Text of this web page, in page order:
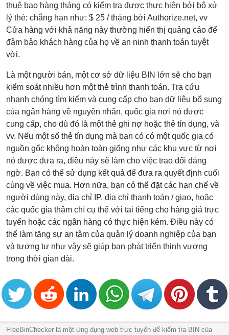
thuê bao hàng tháng có kiểm tra được thực hiện bởi bộ xử
lý thẻ; chẳng hạn như: $ 25 / tháng bởi Authorize.net, vv
Cửa hàng với khả năng này thường hiển thị quảng cáo để
đảm bảo khách hàng của họ về an ninh thanh toán tuyệt
vời.
Là một người bán, một cơ sở dữ liệu BIN lớn sẽ cho bạn
kiểm soát nhiều hơn một thẻ trình thanh toán. Tra cứu
nhanh chóng tìm kiếm và cung cấp cho bạn dữ liệu bổ sung
của ngân hàng về nguyên nhân, quốc gia nơi nó được
cung cấp, cho dù đó là một thẻ ghi nợ hoặc thẻ tín dụng, và
vv. Nếu một số thẻ tín dụng mà bạn có có một quốc gia có
nguồn gốc không hoàn toàn giống như các khu vực từ nơi
nó được đưa ra, điều này sẽ làm cho việc trao đổi đáng
ngờ. Bạn có thể sử dụng kết quả để đưa ra quyết định cuối
cùng về việc mua. Hơn nữa, bạn có thể đặt các hạn chế về
người dùng này, địa chỉ IP, địa chỉ thanh toán / giao, hoặc
các quốc gia thậm chí cụ thể với tai tiếng cho hàng giả trực
tuyến hoặc các ngân hàng có thực hiện kém. Điều này có
thể làm tăng sự an tâm của quản lý doanh nghiệp của bạn
và tương tự như vậy sẽ giúp bạn phát triển thịnh vượng
trong thời gian dài.
FreeBinChecker là một ứng dụng web trực tuyến để kiểm tra BIN của